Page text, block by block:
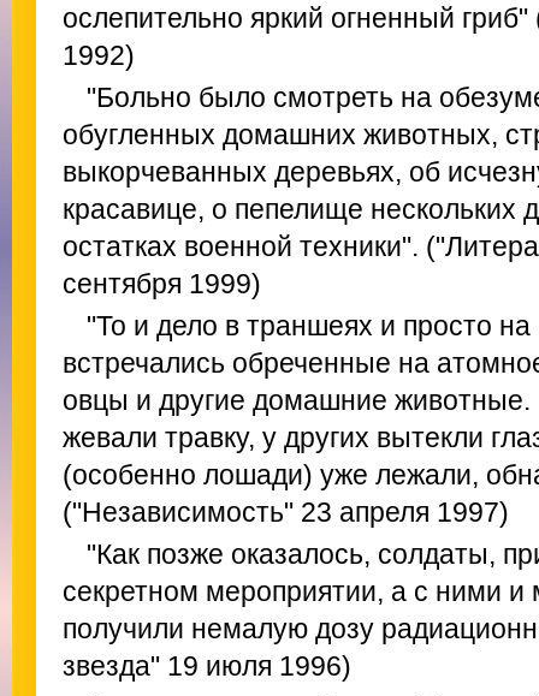
ослепительно яркий огненный
1992)
"Больно было смотреть на
обугленных домашних животных,
выкорчеванных деревьях, об
красавице, о пепелище нескольких
остатках военной техники".
сентября 1999)
"То и дело в траншеях и просто
встречались обреченные на
овцы и другие домашние
жевали травку, у других вытекли
(особенно лошади) уже лежали,
("Независимость" 23 апреля 1997)
"Как позже оказалось, солдаты,
секретном мероприятии, а с ними
получили немалую дозу
звезда" 19 июля 1996)